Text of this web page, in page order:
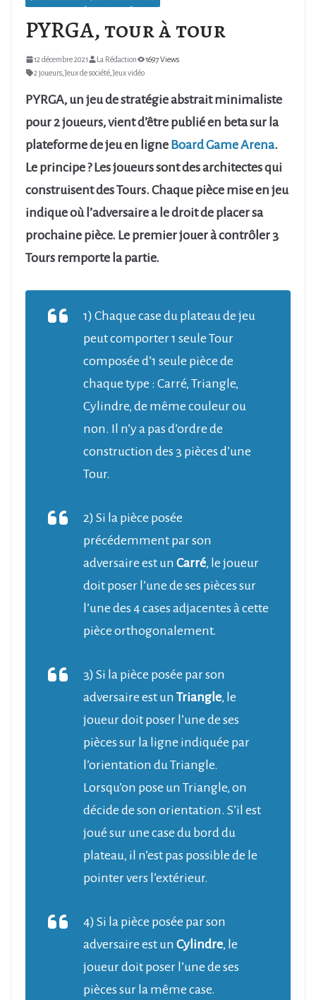
PYRGA, tour à tour
12 décembre 2021 La Rédaction
1697 Views
2 joueurs Jeux de société Jeux vidéo
PYRGA, un jeu de stratégie abstrait minimaliste
pour 2 joueurs, vient d’être publié en beta sur la
plateforme de jeu en ligne Board Game Arena.
Le principe ? Les joueurs sont des architectes qui
construisent des Tours. Chaque pièce mise en jeu
indique où l’adversaire a le droit de placer sa
prochaine pièce. Le premier jouer à contrôler 3
Tours remporte la partie.
1) Chaque case du plateau de jeu
peut comporter 1 seule Tour
composée d’1 seule pièce de
chaque type : Carré, Triangle,
Cylindre, de même couleur ou
non. Il n’y a pas d’ordre de
construction des 3 pièces d’une
Tour.
2) Si la pièce posée
précédemment par son
adversaire est un Carré, le joueur
doit poser l’une de ses pièces sur
l’une des 4 cases adjacentes à cette
pièce orthogonalement.
3) Si la pièce posée par son
adversaire est un Triangle, le
joueur doit poser l’une de ses
pièces sur la ligne indiquée par
l’orientation du Triangle.
Lorsqu’on pose un Triangle, on
décide de son orientation. S’il est
joué sur une case du bord du
plateau, il n’est pas possible de le
pointer vers l’extérieur.
4) Si la pièce posée par son
adversaire est un Cylindre, le
joueur doit poser l’une de ses
pièces sur la même case.